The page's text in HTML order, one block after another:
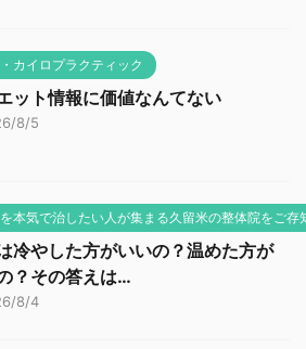
カイロプラクティック
ット情報に価値なんてない
8/5
本気で治したい人が集まる久留米の整体院をご存
冷やした方がいいの？温めた方が
？その答えは…
8/4